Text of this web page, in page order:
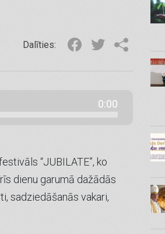
Dalīties:
0:00
“JUBILATE”, ko
dienu garumā dažādās
sadziedāšanās vakari,